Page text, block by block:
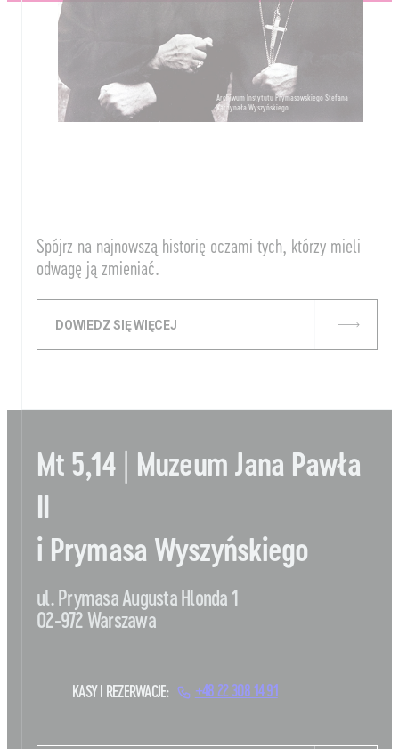
Spójrz na najnowszą historię oczami tych, którzy mieli
odwagę ją zmieniać.
DOWIEDZ SIĘ WIĘCEJ
Archiwum Instytutu Prymasowskiego Stefana
Kardynała Wyszyńskiego
Mt 5,14 | Muzeum Jana Pawła
i Prymasa Wyszyńskiego
ul. Prymasa Augusta Hlonda 1
02-972 Warszawa
KASY I REZERWACJE: +48 22 308 14 91